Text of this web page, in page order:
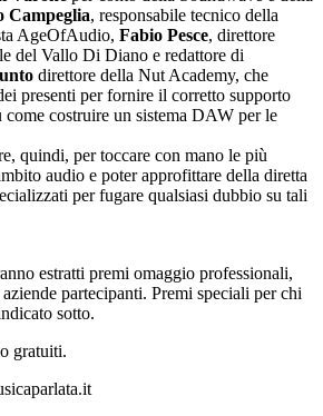
Campeglia, responsabile tecnico della
AgeOfAudio, Fabio Pesce, direttore
del Vallo Di Diano e redattore di
direttore della Nut Academy, che
presenti per fornire il corretto supporto
come costruire un sistema DAW per le
quindi, per toccare con mano le più
audio e poter approfittare della diretta
per fugare qualsiasi dubbio su tali
estratti premi omaggio professionali,
partecipanti. Premi speciali per chi
sotto.
gratuiti.